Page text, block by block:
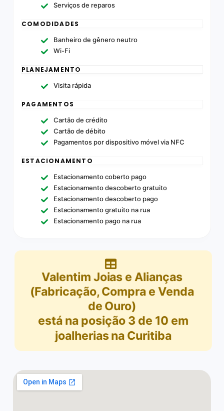
Serviços de reparos
COMODIDADES
Banheiro de gênero neutro
Wi-Fi
PLANEJAMENTO
Visita rápida
PAGAMENTOS
Cartão de crédito
Cartão de débito
Pagamentos por dispositivo móvel via NFC
ESTACIONAMENTO
Estacionamento coberto pago
Estacionamento descoberto gratuito
Estacionamento descoberto pago
Estacionamento gratuito na rua
Estacionamento pago na rua
Valentim Joias e Alianças
(Fabricação, Compra e Venda
de Ouro)
está na posição 3 de 10 em
joalherias na Curitiba